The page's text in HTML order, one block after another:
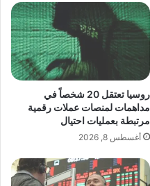
روسيا تعتقل 20 شخصاً في
مداهمات لمنصات عملات رقمية
مرتبطة بعمليات احتيال
أغسطس 8, 2026